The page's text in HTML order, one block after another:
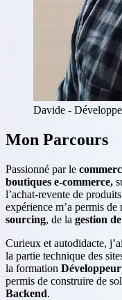
Davide -
Mon Parcours
Passionné par le
boutiques e-commerce,
l’achat-revente de
expérience m’a permis
sourcing, de la gestion
Curieux et autodidacte,
la partie technique des
la formation
permis de construire de
Backend.